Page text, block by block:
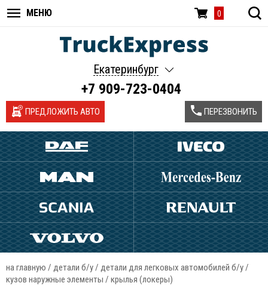
МЕНЮ 0
Екатеринбург
+7 909-723-0404
ПРЕДЛОЖИТЬ АВТО
на главную / детали б/у/ детали для легковых автомобилей б/у/
кузов наружные элементы / крылья (локеры)